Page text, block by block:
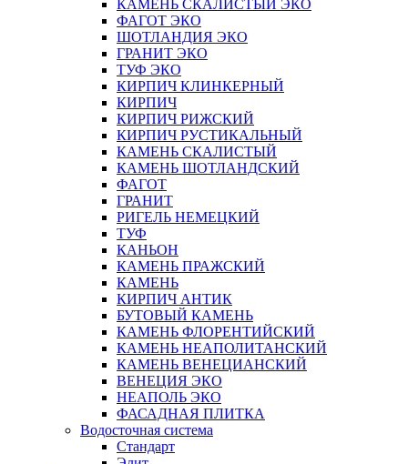
КАМЕНЬ СКАЛИСТЫЙ ЭКО
ФАГОТ ЭКО
ШОТЛАНДИЯ ЭКО
ГРАНИТ ЭКО
ТУФ ЭКО
КИРПИЧ КЛИНКЕРНЫЙ
КИРПИЧ
КИРПИЧ РИЖСКИЙ
КИРПИЧ РУСТИКАЛЬНЫЙ
КАМЕНЬ СКАЛИСТЫЙ
КАМЕНЬ ШОТЛАНДСКИЙ
ФАГОТ
ГРАНИТ
РИГЕЛЬ НЕМЕЦКИЙ
ТУФ
КАНЬОН
КАМЕНЬ ПРАЖСКИЙ
КАМЕНЬ
КИРПИЧ АНТИК
БУТОВЫЙ КАМЕНЬ
КАМЕНЬ ФЛОРЕНТИЙСКИЙ
КАМЕНЬ НЕАПОЛИТАНСКИЙ
КАМЕНЬ ВЕНЕЦИАНСКИЙ
ВЕНЕЦИЯ ЭКО
НЕАПОЛЬ ЭКО
ФАСАДНАЯ ПЛИТКА
Водосточная система
Стандарт